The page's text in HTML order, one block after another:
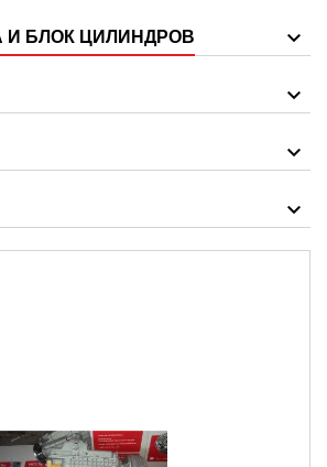
И БЛОК ЦИЛИНДРОВ